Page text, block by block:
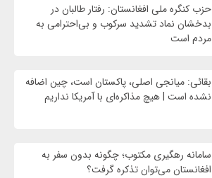
حزب کنگره ملی افغانستان: رفتار طالبان در
بدخشان نماد تشدید سرکوب و بی‌احترامی به
مردم است
بقائی: میانجی اصلی، پاکستان است، چین اضافه
نشده است | هیچ مذاکره‌ای با آمریکا نداریم
سامانه رهگیری مکتوب؛ چگونه بدون سفر به
افغانستان می‌توان تذکره گرفت؟